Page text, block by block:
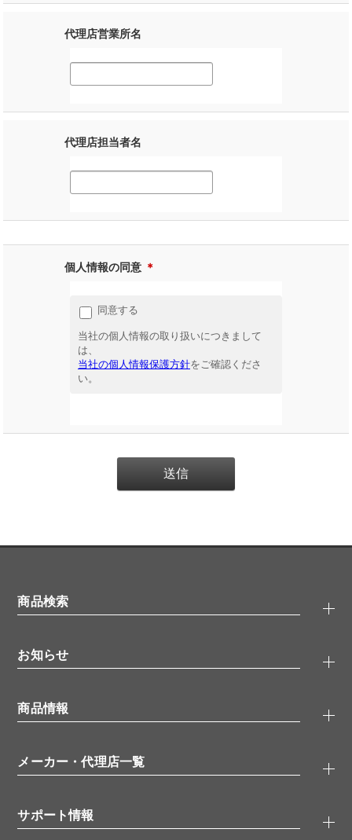
代理店営業所名
代理店担当者名
個人情報の同意 ＊
同意する
当社の個人情報の取り扱いにつきまして
は、
当社の個人情報保護方針をご確認くださ
い。
商品検索
タンパク質検索
ELISA/ELISpot検索
品番検索
お知らせ
無料サンプル
ウェビナー （オンラインセミナー）
学会・展示スケジュール
商品情報
抗体
シグナル伝達
糖類／レクチン
メーカー・代理店一覧
代理店
サポート情報